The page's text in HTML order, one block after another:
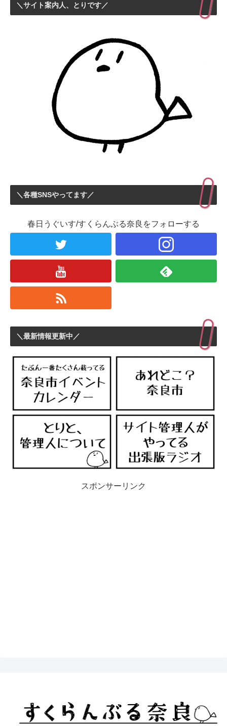
＼サイト案内人、とりです／
＼各種SNSやってます／
春日うぐいす/すくらんぶる奈良をフォローする
＼最新情報更新中／
スポンサーリンク